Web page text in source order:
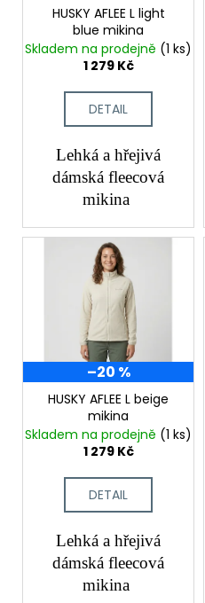
d
HUSKY AFLEE L light
blue mikina
Skladem na prodejně (1 ks)
1 279 Kč
DETAIL
Lehká a hřejivá
dámská fleecová
mikina
–20 %
HUSKY AFLEE L beige
mikina
Skladem na prodejně (1 ks)
1 279 Kč
DETAIL
Lehká a hřejivá
dámská fleecová
mikina
e